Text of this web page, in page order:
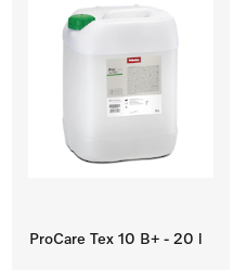
ProCare Tex 10 B+ - 20 l